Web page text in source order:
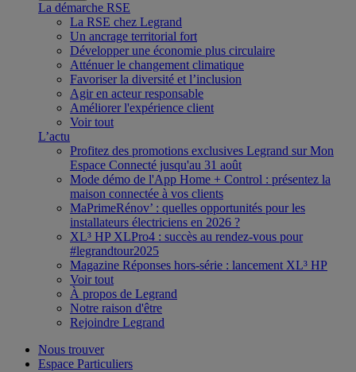
La démarche RSE
La RSE chez Legrand
Un ancrage territorial fort
Développer une économie plus circulaire
Atténuer le changement climatique
Favoriser la diversité et l’inclusion
Agir en acteur responsable
Améliorer l'expérience client
Voir tout
L’actu
Profitez des promotions exclusives Legrand sur Mon
Espace Connecté jusqu'au 31 août
Mode démo de l'App Home + Control : présentez la
maison connectée à vos clients
MaPrimeRénov’ : quelles opportunités pour les
installateurs électriciens en 2026 ?
XL³ HP XLPro4 : succès au rendez-vous pour
#legrandtour2025
Magazine Réponses hors-série : lancement XL³ HP
Voir tout
À propos de Legrand
Notre raison d'être
Rejoindre Legrand
Nous trouver
Espace Particuliers